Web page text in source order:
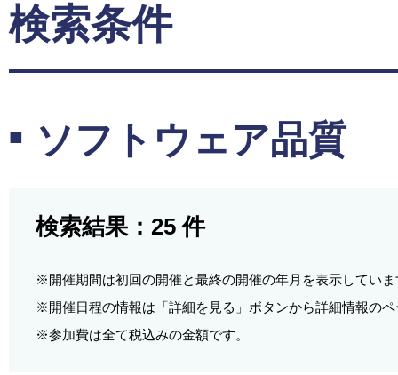
検索条件
ソフトウェア品質
検索結果： 25 件
※開催期間は初回の開催と最終の開催の年月を表示していま
※開催日程の情報は「詳細を見る」ボタンから詳細情報の
※参加費は全て税込みの金額です。